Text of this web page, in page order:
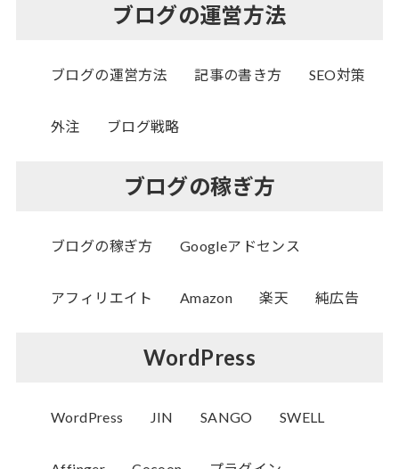
ブログの運営方法
ブログの運営方法 記事の書き方 SEO対策
外注 ブログ戦略
ブログの稼ぎ方
ブログの稼ぎ方 Googleアドセンス
アフィリエイト Amazon 楽天 純広告
WordPress
WordPress JIN SANGO SWELL